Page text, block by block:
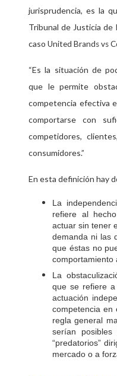
jurisprudencia, es la
Tribunal de Justicia de
caso United Brands vs
“Es la situación de
que le permite
competencia efectiva
comportarse con
competidores,
consumidores.”
En esta definición hay
La
refiere al
actuar sin tener
demanda ni las
que éstas no
comportamiento
La
que se refiere
actuación
competencia en
regla general
serían posibles
“predatorios”
mercado o a